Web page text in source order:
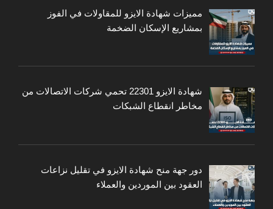
مميزات شهادة الايزو للمقاولات في الفوز
بمشاريع الإسكان الضخمة
شهادة الايزو 22301 تحمي شركات الاتصالات من
مخاطر انقطاع الشبكات
دور جهة منح شهادة الايزو في تقليل نزاعات
العقود بين الموردين والعملاء